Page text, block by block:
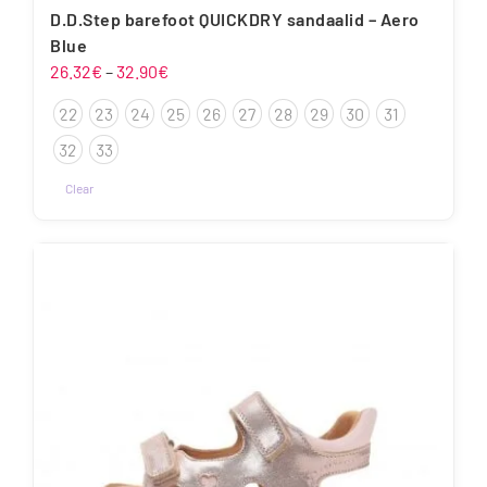
D.D.Step barefoot QUICKDRY sandaalid – Aero
Blue
26.32€ –32.90€
26.32€
kuni
22 23 24 25 26 27 28 29 30
31
32
33
Clear